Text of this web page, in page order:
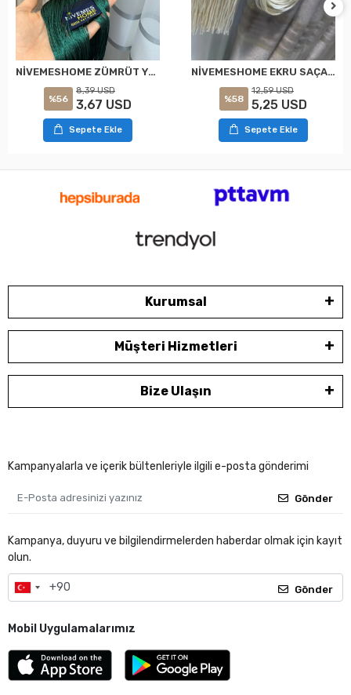
NİVEMESHOME ZÜMRÜT YEŞİLİ SAÇAKLI GOLD APARAT TAVAN TOPLAMA BRAÇOL
%56
8,39 USD
3,67 USD
Sepete Ekle
NİVEMESHOME EKRU SAÇAKLI TAVAN TOPLAMA BRAÇOL
%58
12,59 USD
5,25 USD
Sepete Ekle
Kurumsal
Müşteri Hizmetleri
Bize Ulaşın
Kampanyalarla ve içerik bültenleriyle ilgili e-posta gönderimi
Gönder
Kampanya, duyuru ve bilgilendirmelerden haberdar olmak için kayıt
olun.
Gönder
Mobil Uygulamalarımız